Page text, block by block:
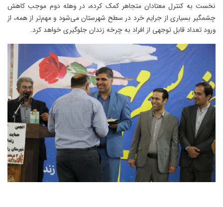
نخست به کنترل معتادان متجاهر کمک کرده، در وهله دوم موجب کاهش
چشمگیر بسیاری از جرایم خرد در سطح شهرستان می‌شود و مهم‌تر از همه، از
ورود تعداد قابل توجهی از افراد به چرخه زندان جلوگیری خواهد کرد.